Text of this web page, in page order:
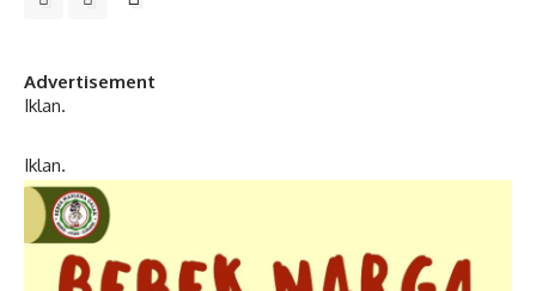
Advertisement
Iklan.
Iklan.